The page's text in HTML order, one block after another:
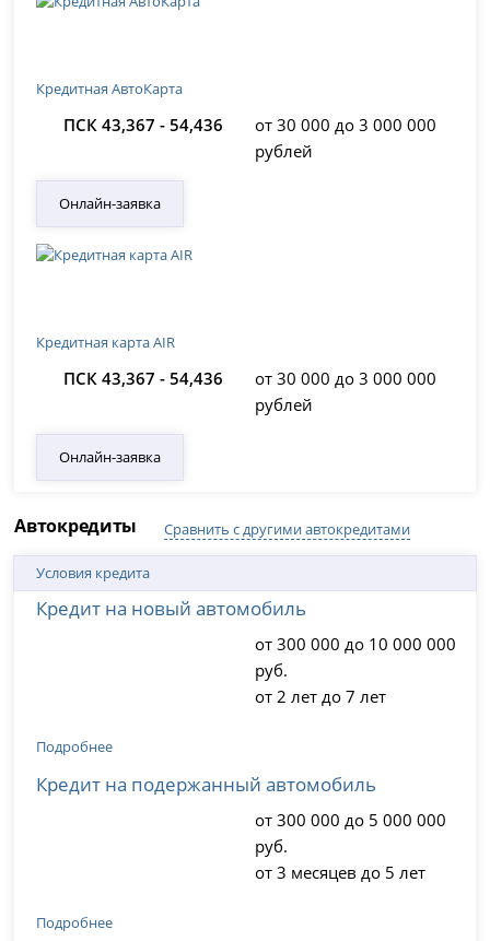
Кредитная АвтоКарта
ПСК 43,367 - 54,436
от 30 000 до 3 000 000
рублей
Онлайн-заявка
Кредитная карта AIR
ПСК 43,367 - 54,436
от 30 000 до 3 000 000
рублей
Онлайн-заявка
Автокредиты Сравнить с другими автокредитами
Условия кредита
Кредит на новый автомобиль
от 300 000 до 10 000 000
руб.
от 2 лет до 7 лет
Подробнее
Кредит на подержанный автомобиль
от 300 000 до 5 000 000
руб.
от 3 месяцев до 5 лет
Подробнее